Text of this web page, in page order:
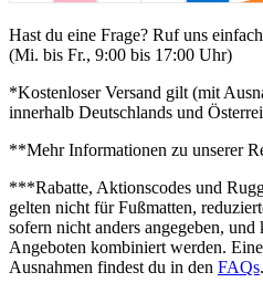
Hast du eine Frage? Ruf uns
(Mi. bis Fr., 9:00 bis 17:00 Uhr)
*Kostenloser Versand gilt (mit
innerhalb Deutschlands und
**Mehr Informationen zu unserer
***Rabatte, Aktionscodes und
gelten nicht für Fußmatten,
sofern nicht anders angegeben,
Angeboten kombiniert werden.
Ausnahmen findest du in den FAQs.